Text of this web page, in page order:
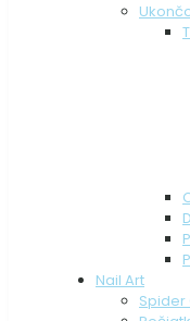
Nail Art
Spider